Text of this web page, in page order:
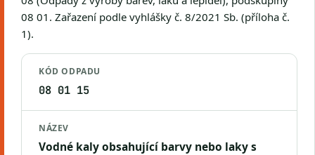
08 01. Zařazení podle vyhlášky č. 8/2021 Sb. (příloha č.
1).
KÓD ODPADU
08 01 15
NÁZEV
Vodné kaly obsahující barvy nebo laky s